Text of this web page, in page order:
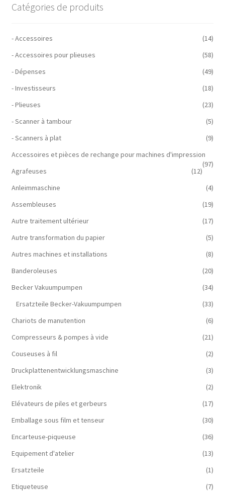
Catégories de produits
- Accessoires
(14)
- Accessoires pour plieuses
(58)
- Dépenses
(49)
- Investisseurs
(18)
- Plieuses
(23)
- Scanner à tambour
(5)
- Scanners à plat
(9)
Accessoires et pièces de rechange pour machines d'impression
(97)
Agrafeuses
(12)
Anleimmaschine
(4)
Assembleuses
(19)
Autre traitement ultérieur
(17)
Autre transformation du papier
(5)
Autres machines et installations
(8)
Banderoleuses
(20)
Becker Vakuumpumpen
(34)
Ersatzteile Becker-Vakuumpumpen
(33)
Chariots de manutention
(6)
Compresseurs & pompes à vide
(21)
Couseuses à fil
(2)
Druckplattenentwicklungsmaschine
(3)
Elektronik
(2)
Elévateurs de piles et gerbeurs
(17)
Emballage sous film et tenseur
(30)
Encarteuse-piqueuse
(36)
Equipement d'atelier
(13)
Ersatzteile
(1)
Etiqueteuse
(7)